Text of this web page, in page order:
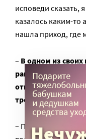
исповеди сказать,
казалось каким-то
нашла приход, где
– В одном из
раньше Вас
отцу Александру
тревожит его
– Потому что я вижу,